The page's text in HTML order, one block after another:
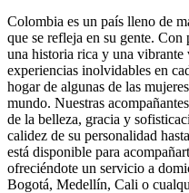
Colombia es un país lleno de
que se refleja en su gente. Con
una historia rica y una
experiencias inolvidables en
hogar de algunas de las
mundo. Nuestras
de la belleza, gracia y
calidez de su personalidad
está disponible para
ofreciéndote un servicio a
Bogotá, Medellín, Cali o